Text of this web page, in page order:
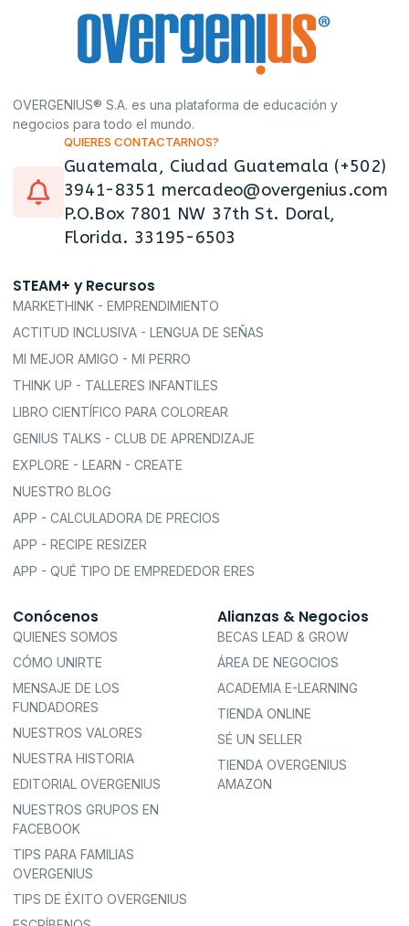
OVERGENIUS® S.A. es una plataforma de educación y
negocios para todo el mundo.
QUIERES CONTACTARNOS?
Guatemala, Ciudad Guatemala (+502)
3941-8351 mercadeo@overgenius.com
P.O.Box 7801 NW 37th St. Doral,
Florida. 33195-6503
STEAM+ y Recursos
MARKETHINK - EMPRENDIMIENTO
ACTITUD INCLUSIVA - LENGUA DE SEÑAS
MI MEJOR AMIGO - MI PERRO
THINK UP - TALLERES INFANTILES
LIBRO CIENTÍFICO PARA COLOREAR
GENIUS TALKS - CLUB DE APRENDIZAJE
EXPLORE - LEARN - CREATE
NUESTRO BLOG
APP - CALCULADORA DE PRECIOS
APP - RECIPE RESIZER
APP - QUÉ TIPO DE EMPREDEDOR ERES
Conócenos
QUIENES SOMOS
CÓMO UNIRTE
MENSAJE DE LOS
FUNDADORES
NUESTROS VALORES
NUESTRA HISTORIA
EDITORIAL OVERGENIUS
NUESTROS GRUPOS EN
FACEBOOK
TIPS PARA FAMILIAS
OVERGENIUS
TIPS DE ÉXITO OVERGENIUS
Alianzas & Negocios
BECAS LEAD & GROW
ÁREA DE NEGOCIOS
ACADEMIA E-LEARNING
TIENDA ONLINE
SÉ UN SELLER
TIENDA OVERGENIUS
AMAZON